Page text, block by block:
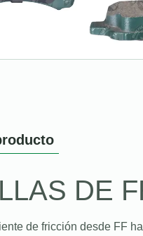
DE
de fricción desde FF